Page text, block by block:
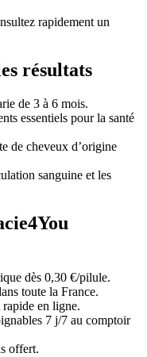
rapidement un
résultats
de 3 à 6 mois.
essentiels pour la santé
de cheveux d’origine
sanguine et les
dès 0,30 €/pilule.
toute la France.
en ligne.
7 j/7 au comptoir
offert.